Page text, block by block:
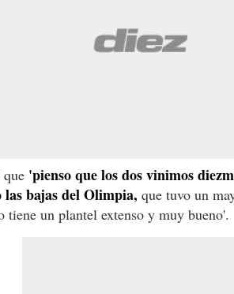
'pienso que los dos vinimos
bajas del Olimpia, que tuvo un
tiene un plantel extenso y muy bueno'.